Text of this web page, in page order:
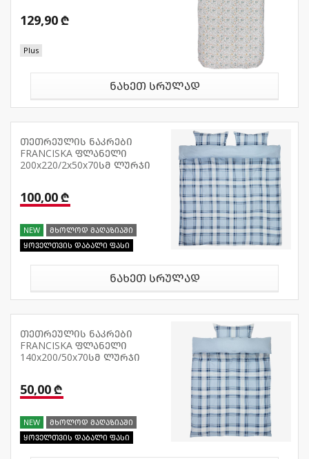
129,90 ₾
Plus
ნახეთ სრულად
თეთრეულის ნაკრები
FRANCISKA ფლანელი
200x220/2x50x70სმ ლურჯი
100,00 ₾
NEW
მხოლოდ მაღაზიაში
ყოველთვის დაბალი ფასი
ნახეთ სრულად
თეთრეულის ნაკრები
FRANCISKA ფლანელი
140x200/50x70სმ ლურჯი
50,00 ₾
NEW
მხოლოდ მაღაზიაში
ყოველთვის დაბალი ფასი